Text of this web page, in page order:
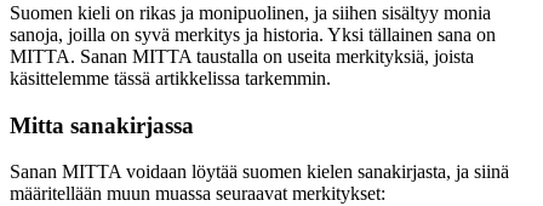
Suomen kieli on rikas ja monipuolinen, ja siihen sisältyy monia
sanoja, joilla on syvä merkitys ja historia. Yksi tällainen sana on
MITTA. Sanan MITTA taustalla on useita merkityksiä, joista
käsittelemme tässä artikkelissa tarkemmin.
Mitta sanakirjassa
Sanan MITTA voidaan löytää suomen kielen sanakirjasta, ja siinä
määritellään muun muassa seuraavat merkitykset: